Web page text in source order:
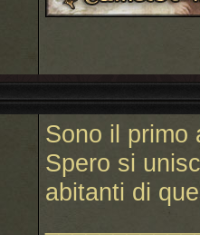
Sono il primo
Spero si
abitanti di